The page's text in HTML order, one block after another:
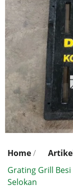
Home/
Grating Grill
Selokan